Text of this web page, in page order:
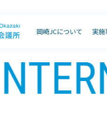
岡崎JCについて 実施